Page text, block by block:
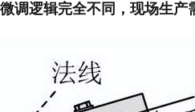
调逻辑完全不同，现场生产